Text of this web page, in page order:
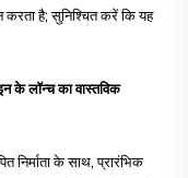
करता है; सुनिश्चित करें कि यह
के लॉन्च का वास्तविक
निर्माता के साथ, प्रारंभिक